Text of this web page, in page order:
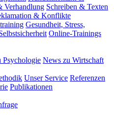
Verhandlung Schreiben & Texten
& Konflikte
Gesundheit, Stress,
Online-Trainings
Psychologie News zu Wirtschaft
Unser Service Referenzen
Publikationen